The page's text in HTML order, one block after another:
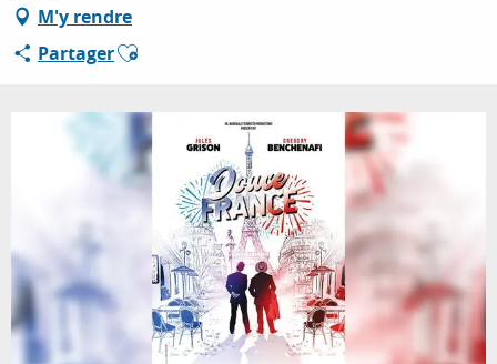
SÉJOURNER
M'y rendre
PartagerAjouter aux favoris